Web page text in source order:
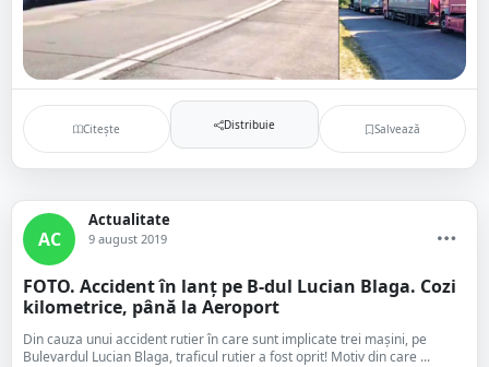
Citește Distribuie Salvează
AC
Actualitate
9 august 2019
FOTO. Accident în lanț pe B-dul Lucian Blaga. Cozi
kilometrice, până la Aeroport
Din cauza unui accident rutier în care sunt implicate trei mașini, pe
Bulevardul Lucian Blaga, traficul rutier a fost oprit! Motiv din care ...